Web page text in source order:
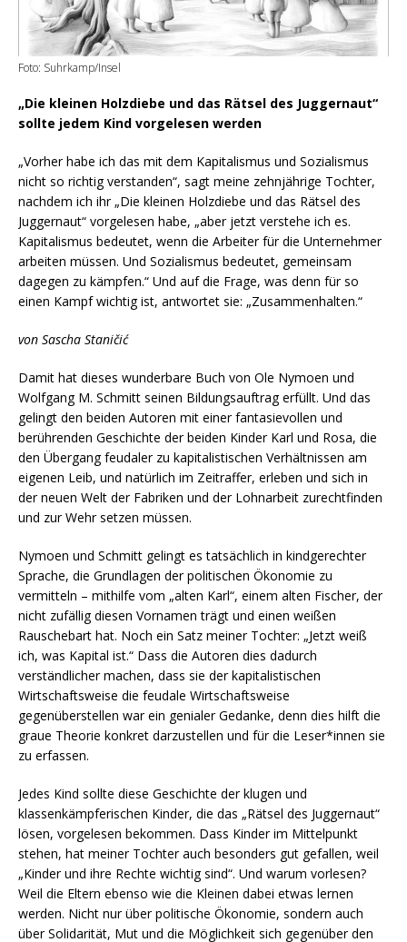
Foto: Suhrkamp/Insel
„Die kleinen Holzdiebe und das Rätsel des Juggernaut“
sollte jedem Kind vorgelesen werden
„Vorher habe ich das mit dem Kapitalismus und Sozialismus
nicht so richtig verstanden“, sagt meine zehnjährige Tochter,
nachdem ich ihr „Die kleinen Holzdiebe und das Rätsel des
Juggernaut“ vorgelesen habe, „aber jetzt verstehe ich es.
Kapitalismus bedeutet, wenn die Arbeiter für die Unternehmer
arbeiten müssen. Und Sozialismus bedeutet, gemeinsam
dagegen zu kämpfen.“ Und auf die Frage, was denn für so
einen Kampf wichtig ist, antwortet sie: „Zusammenhalten.“
von Sascha Staničić
Damit hat dieses wunderbare Buch von Ole Nymoen und
Wolfgang M. Schmitt seinen Bildungsauftrag erfüllt. Und das
gelingt den beiden Autoren mit einer fantasievollen und
berührenden Geschichte der beiden Kinder Karl und Rosa, die
den Übergang feudaler zu kapitalistischen Verhältnissen am
eigenen Leib, und natürlich im Zeitraffer, erleben und sich in
der neuen Welt der Fabriken und der Lohnarbeit zurechtfinden
und zur Wehr setzen müssen.
Nymoen und Schmitt gelingt es tatsächlich in kindgerechter
Sprache, die Grundlagen der politischen Ökonomie zu
vermitteln – mithilfe vom „alten Karl“, einem alten Fischer, der
nicht zufällig diesen Vornamen trägt und einen weißen
Rauschebart hat. Noch ein Satz meiner Tochter: „Jetzt weiß
ich, was Kapital ist.“ Dass die Autoren dies dadurch
verständlicher machen, dass sie der kapitalistischen
Wirtschaftsweise die feudale Wirtschaftsweise
gegenüberstellen war ein genialer Gedanke, denn dies hilft die
graue Theorie konkret darzustellen und für die Leser*innen sie
zu erfassen.
Jedes Kind sollte diese Geschichte der klugen und
klassenkämpferischen Kinder, die das „Rätsel des Juggernaut“
lösen, vorgelesen bekommen. Dass Kinder im Mittelpunkt
stehen, hat meiner Tochter auch besonders gut gefallen, weil
„Kinder und ihre Rechte wichtig sind“. Und warum vorlesen?
Weil die Eltern ebenso wie die Kleinen dabei etwas lernen
werden. Nicht nur über politische Ökonomie, sondern auch
über Solidarität, Mut und die Möglichkeit sich gegenüber den